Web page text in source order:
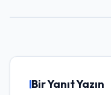
Bir Yanıt Yazın